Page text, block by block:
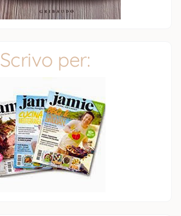
Scrivo per: